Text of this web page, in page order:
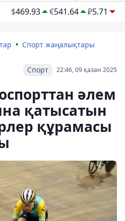
$469.93 €541.64 ₽5.71
Спорт жаңалықтары
22:46, 09 қазан 2025
Спорт
әлем
қатысатын
құрамасы